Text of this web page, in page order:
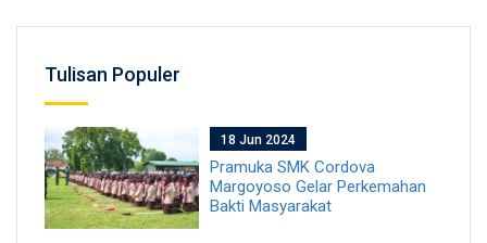
Tulisan Populer
18 Jun 2024
Pramuka SMK Cordova
Margoyoso Gelar Perkemahan
Bakti Masyarakat